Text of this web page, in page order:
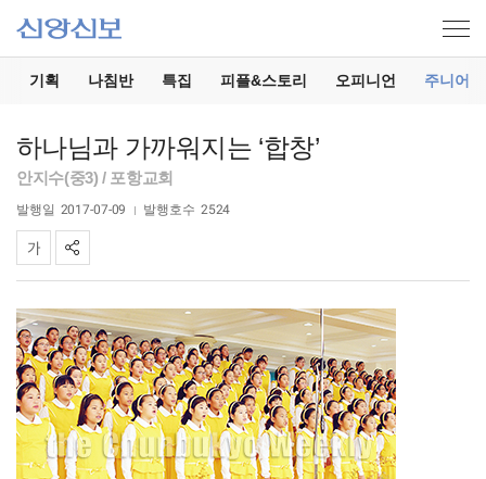
기획 나침반 특집 피플&스토리 오피니언 주니어
하나님과 가까워지는 ‘합창’
안지수(중3) / 포항교회
발행일 2017-07-09 발행호수 2524